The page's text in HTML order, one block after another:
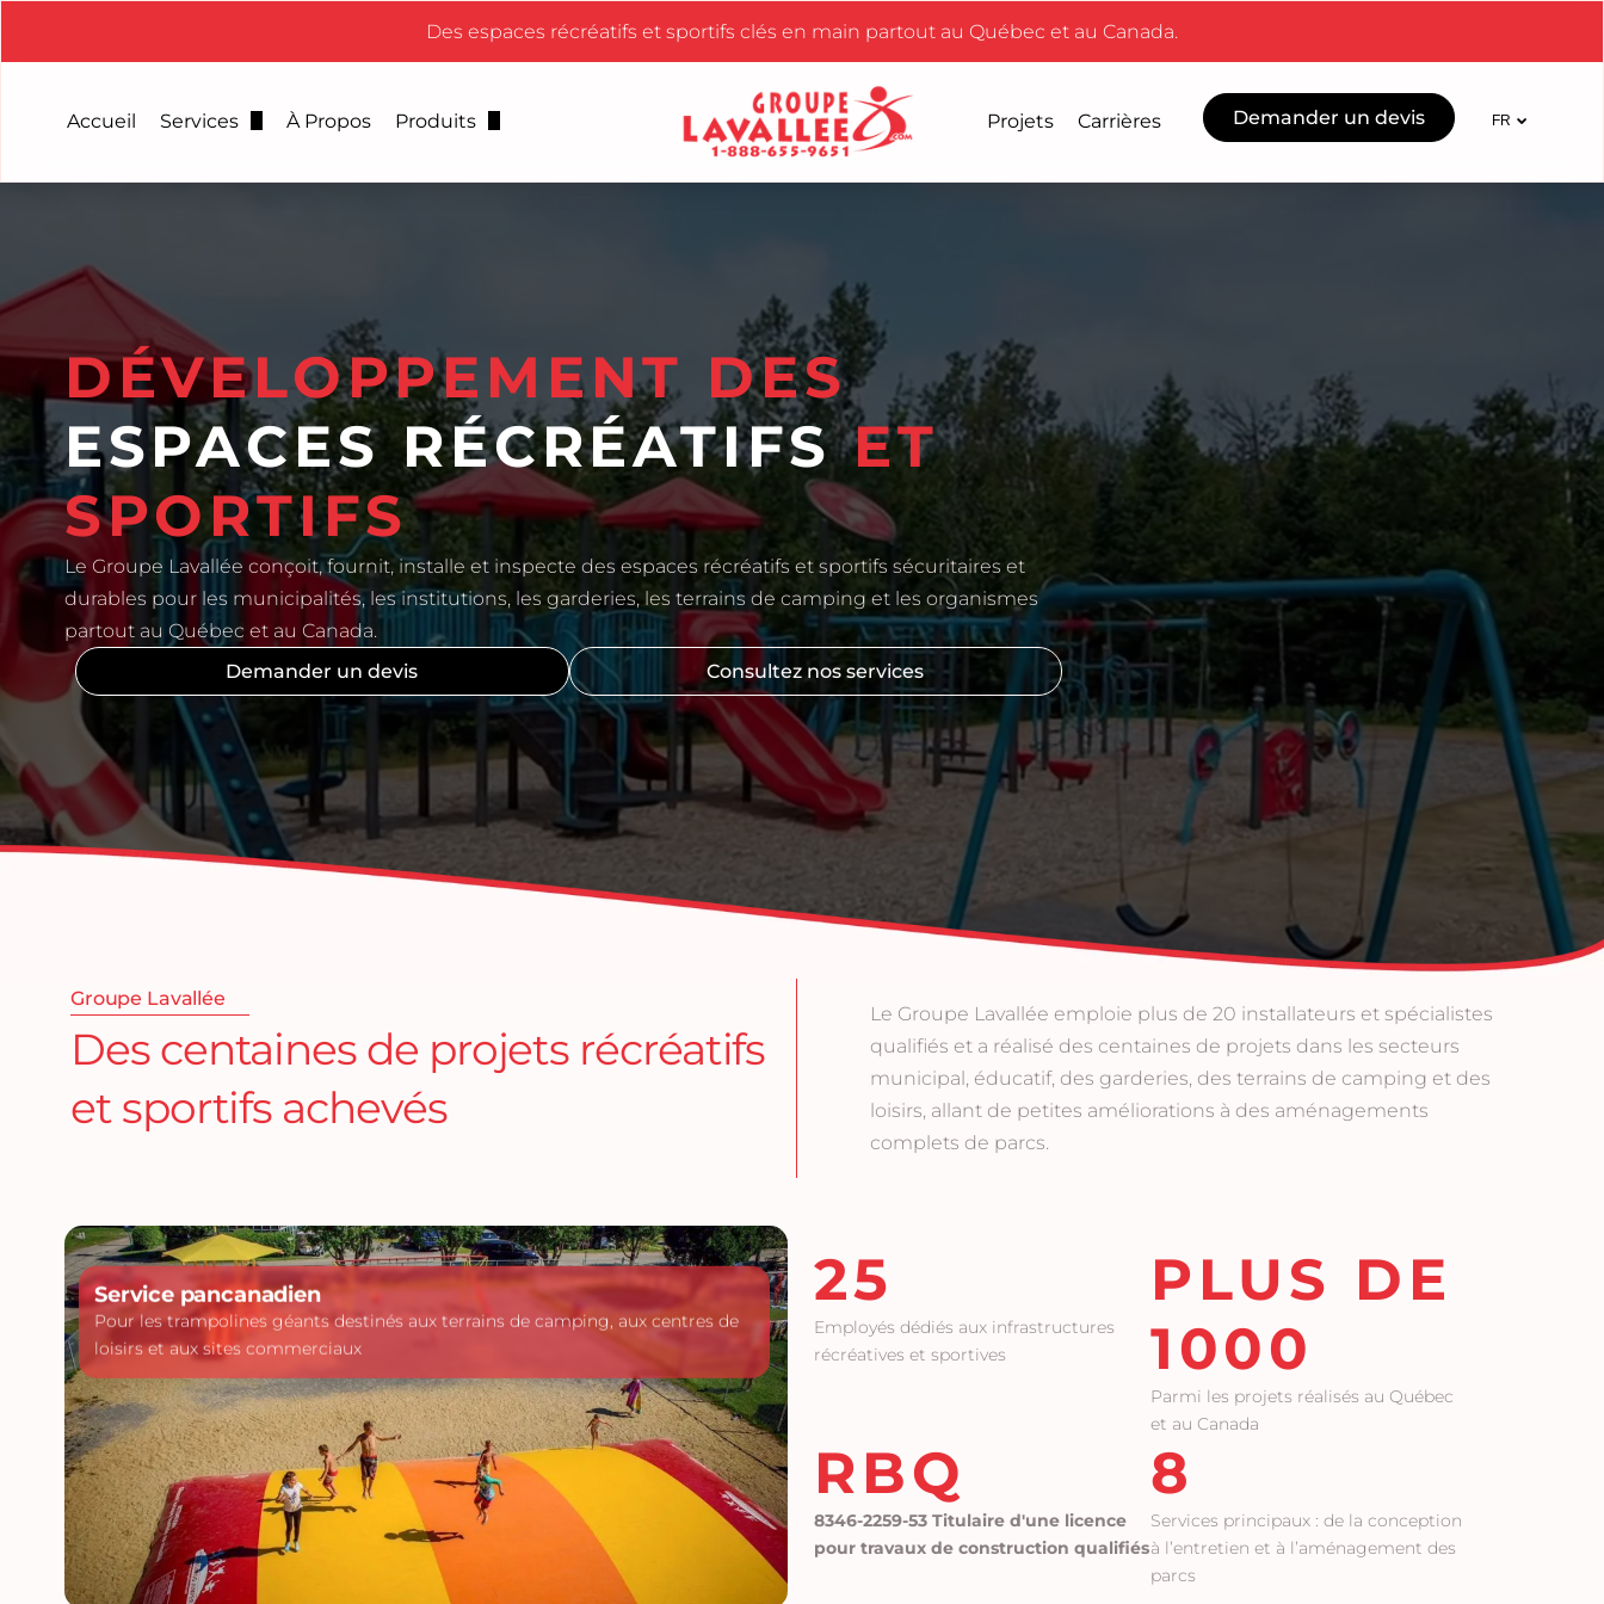
Des espaces récréatifs et sportifs clés en main partout au Québec et au Canada.
Accueil
Services
Vente et installation de gazon synthétique
Aires de jeux d'eau et jeux aquatiques
Aménagement extérieur
Inspection des terrains de jeux CSA
Planification et conception du site
À Propos
Produits
Equipement sportif d'intérieur
Toboggans aquatiques et équipements de jeux d'eau
Gazon synthétique
Feuilles de palmier
Membrane géotextile
Équipement de fitness
Revêtement protecteur
Projets Carrières Demander un devis FR
DÉVELOPPEMENT DES
ESPACES RÉCRÉATIFS ET
SPORTIFS
Le Groupe Lavallée conçoit, fournit, installe et inspecte des espaces récréatifs et sportifs sécuritaires et
durables pour les municipalités, les institutions, les garderies, les terrains de camping et les organismes
partout au Québec et au Canada.
Demander un devis
Consultez nos services
Groupe Lavallée
Des centaines de projets récréatifs
et sportifs achevés
Le Groupe Lavallée emploie plus de 20 installateurs et spécialistes
qualifiés et a réalisé des centaines de projets dans les secteurs
municipal, éducatif, des garderies, des terrains de camping et des
loisirs, allant de petites améliorations à des aménagements
complets de parcs.
25
Employés dédiés aux infrastructures
récréatives et sportives
PLUS DE
1000
Parmi les projets réalisés au Québec
et au Canada
RBQ
8346-2259-53 Titulaire d'une licence
pour travaux de construction qualifiés
8
Services principaux : de la conception
à l’entretien et à l’aménagement des
parcs
Service pancanadien
Pour les trampolines géants destinés aux terrains de camping, aux centres de
loisirs et aux sites commerciaux